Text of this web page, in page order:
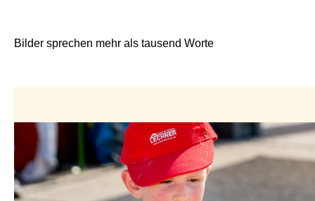
Bilder sprechen mehr als tausend Worte